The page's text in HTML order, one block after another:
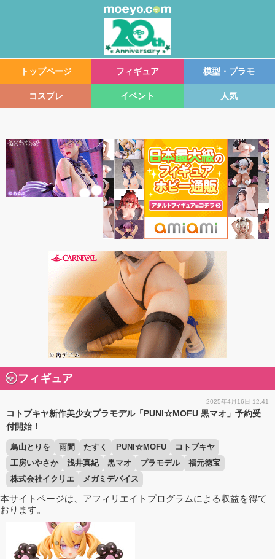
トップページ フィギュア 模型・プラモ
コスプレ イベント 人気
フィギュア
2025年4月16日 12:41
コトブキヤ新作美少女プラモデル「PUNI☆MOFU 黒マオ」予約受
付開始！
鳥山とりを 雨間 たすく PUNI☆MOFU
コトブキヤ
工房いやさか
浅井真紀 黒マオ プラモデル
福元徳宝
株式会社イクリエ
メガミデバイス
本サイトページは、アフィリエイトプログラムによる収益を得て
おります。